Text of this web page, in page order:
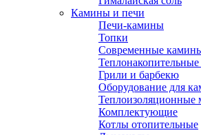
Камины и печи
Печи-камины
Топки
Современные
Грили и барбекю
Оборудование для
Теплоизоляционные
Комплектующие
Котлы отопительные